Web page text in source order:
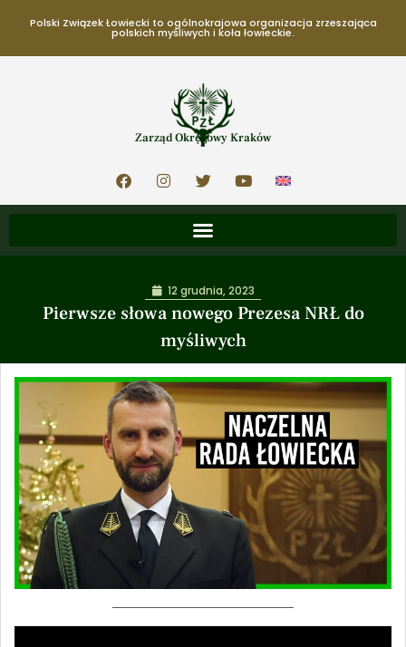
Polski Związek Łowiecki to ogólnokrajowa organizacja zrzeszająca
polskich myśliwych i koła łowieckie.
Zarząd Okręgowy Kraków
Pierwsze słowa nowego Prezesa NRŁ do
myśliwych
12 grudnia, 2023